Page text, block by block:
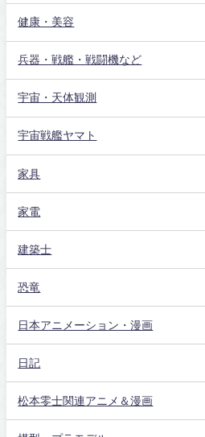
健康・美容
兵器・戦艦・戦闘機など
宇宙・天体観測
宇宙戦艦ヤマト
家具
家電
建築士
恐竜
日本アニメーション・漫画
日記
松本零士関連アニメ＆漫画